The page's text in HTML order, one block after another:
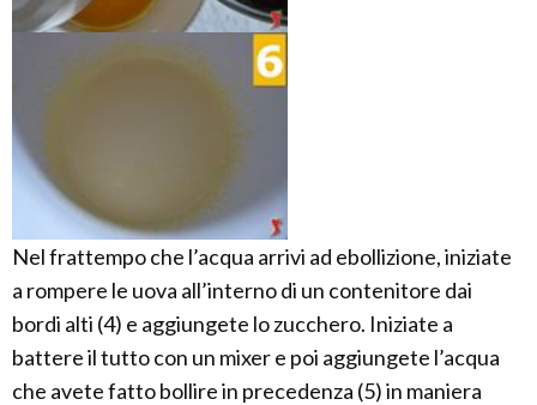
Nel frattempo che l’acqua arrivi ad ebollizione, iniziate
a rompere le uova all’interno di un contenitore dai
bordi alti (4) e aggiungete lo zucchero. Iniziate a
battere il tutto con un mixer e poi aggiungete l’acqua
che avete fatto bollire in precedenza (5) in maniera